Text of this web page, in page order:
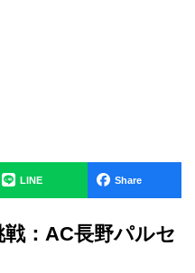
LINE Share
：AC長野パルセ